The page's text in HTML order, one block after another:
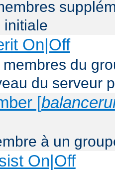
initiale
On|Off
du
du serveur
[
à un
On|Off